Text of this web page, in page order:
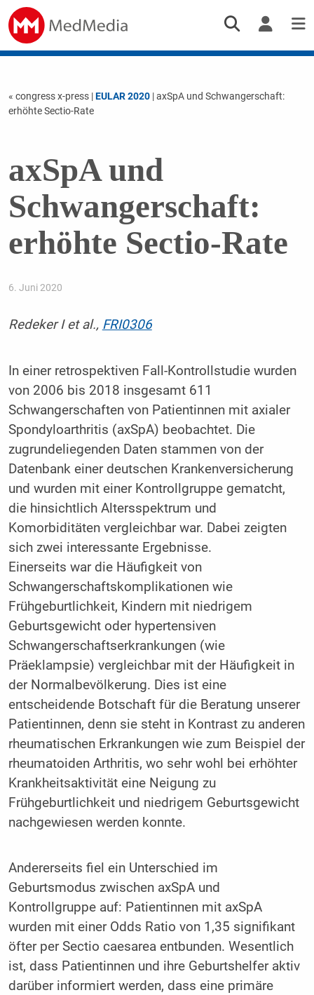
« congress x-press |EULAR 2020| axSpA und Schwangerschaft:
erhöhte Sectio-Rate
axSpA und
Schwangerschaft:
erhöhte Sectio-Rate
6. Juni 2020
Redeker I et al., FRI0306
In einer retrospektiven Fall-Kontrollstudie wurden
von 2006 bis 2018 insgesamt 611
Schwangerschaften von Patientinnen mit axialer
Spondyloarthritis (axSpA) beobachtet. Die
zugrundeliegenden Daten stammen von der
Datenbank einer deutschen Krankenversicherung
und wurden mit einer Kontrollgruppe gematcht,
die hinsichtlich Altersspektrum und
Komorbiditäten vergleichbar war. Dabei zeigten
sich zwei interessante Ergebnisse.
Einerseits war die Häufigkeit von
Schwangerschaftskomplikationen wie
Frühgeburtlichkeit, Kindern mit niedrigem
Geburtsgewicht oder hypertensiven
Schwangerschaftserkrankungen (wie
Präeklampsie) vergleichbar mit der Häufigkeit in
der Normalbevölkerung. Dies ist eine
entscheidende Botschaft für die Beratung unserer
Patientinnen, denn sie steht in Kontrast zu anderen
rheumatischen Erkrankungen wie zum Beispiel der
rheumatoiden Arthritis, wo sehr wohl bei erhöhter
Krankheitsaktivität eine Neigung zu
Frühgeburtlichkeit und niedrigem Geburtsgewicht
nachgewiesen werden konnte.
Andererseits fiel ein Unterschied im
Geburtsmodus zwischen axSpA und
Kontrollgruppe auf: Patientinnen mit axSpA
wurden mit einer Odds Ratio von 1,35 signifikant
öfter per Sectio caesarea entbunden. Wesentlich
ist, dass Patientinnen und ihre Geburtshelfer aktiv
darüber informiert werden, dass eine primäre